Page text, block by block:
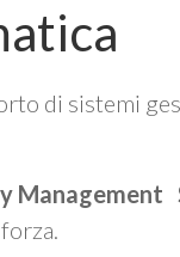
di sistemi
Management